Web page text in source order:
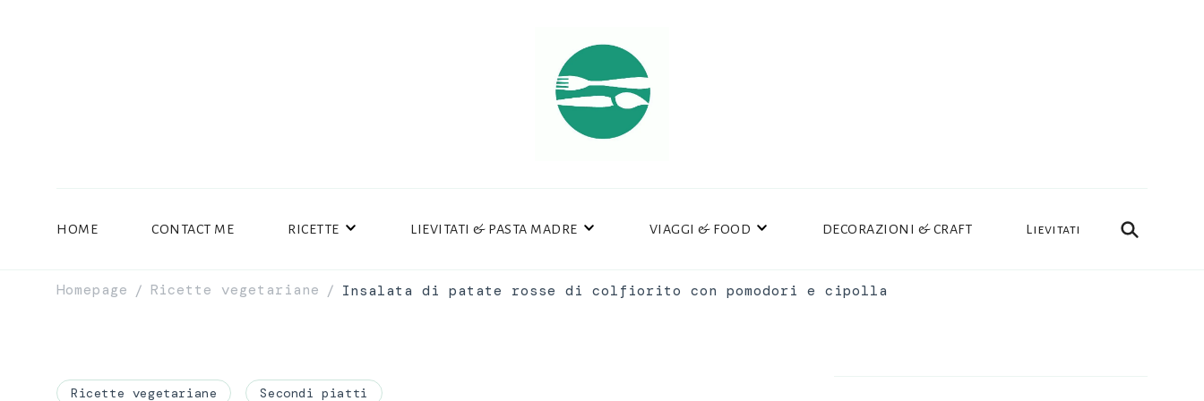
HOME CONTACT ME RICETTE LIEVITATI & PASTA MADRE VIAGGI & FOOD DECORAZIONI & CRAFT Lievitati
Homepage / Ricette vegetariane / Insalata di patate rosse di colfiorito con pomodori e cipolla
Ricette vegetariane Secondi piatti